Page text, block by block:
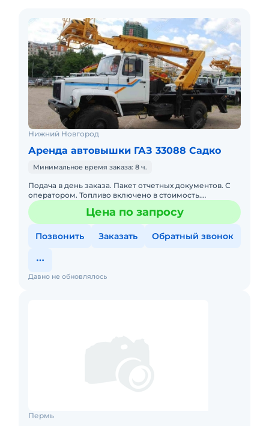
Нижний Новгород
Аренда автовышки ГАЗ 33088 Садко
Минимальное время заказа: 8 ч.
Подача в день заказа. Пакет отчетных документов. С
оператором. Топливо включено в стоимость.
Долгосрочная аренда. Краткосрочная аренда. Сейчас
свободна.
Цена по запросу
Позвонить Заказать Обратный звонок
Давно не обновлялось
Пермь